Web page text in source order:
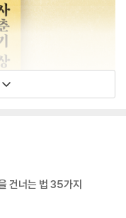
건너는 법 35가지